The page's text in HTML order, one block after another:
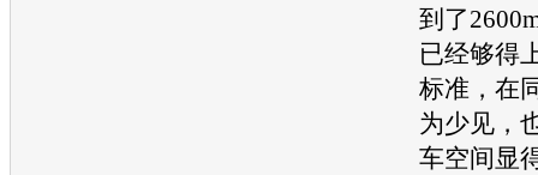
到了
已经够得
标准，在
为少见，
车空间显